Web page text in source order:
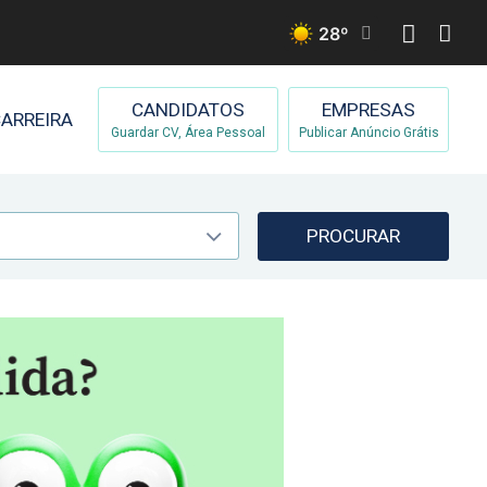
28º
CANDIDATOS
Guardar CV, Área Pessoal
EMPRESAS
Publicar Anúncio Grátis
PROCURAR